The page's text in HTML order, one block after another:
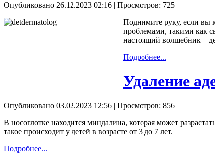
Опубликовано 26.12.2023 02:16 | Просмотров: 725
Поднимите руку, если вы
проблемами, такими как
настоящий волшебник –
Подробнее...
Удаление
Опубликовано 03.02.2023 12:56 | Просмотров: 856
В носоглотке находится миндалина, которая может
такое происходит у детей в возрасте от 3 до 7 лет.
Подробнее...